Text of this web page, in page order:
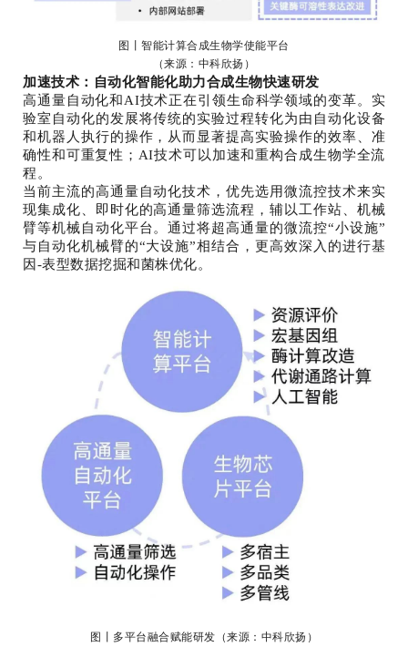
图丨智能计算合成生物学使能平台
（来源：中科欣扬）
加速技术：自动化智能化助力合成生物快速研发
高通量自动化和AI技术正在引领生命科学领域的变革。实
验室自动化的发展将传统的实验过程转化为由自动化设备
和机器人执行的操作，从而显著提高实验操作的效率、准
确性和可重复性；AI技术可以加速和重构合成生物学全流
程。
当前主流的高通量自动化技术，优先选用微流控技术来实
现集成化、即时化的高通量筛选流程，辅以工作站、机械
臂等机械自动化平台。通过将超高通量的微流控“小设施”
与自动化机械臂的“大设施”相结合，更高效深入的进行基
因-表型数据挖掘和菌株优化。
图丨多平台融合赋能研发（来源：中科欣扬）